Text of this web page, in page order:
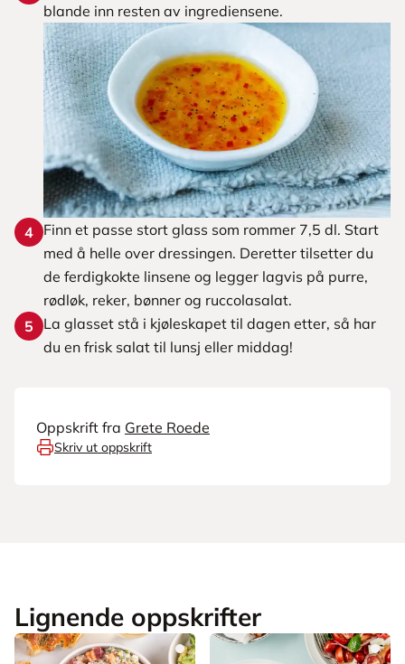
blande inn resten av ingrediensene.
4 Finn et passe stort glass som rommer 7,5 dl. Start
med å helle over dressingen. Deretter tilsetter du
de ferdigkokte linsene og legger lagvis på purre,
rødløk, reker, bønner og ruccolasalat.
5
La glasset stå i kjøleskapet til dagen etter, så har
du en frisk salat til lunsj eller middag!
Oppskrift fra Grete Roede
Skriv ut oppskrift
Lignende oppskrifter